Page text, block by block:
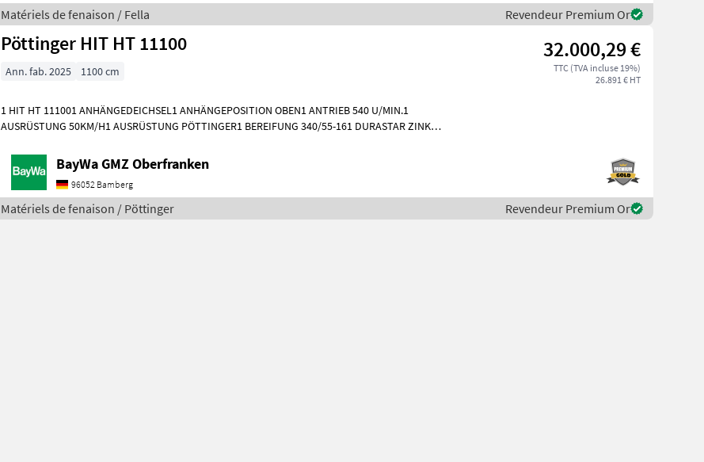
Matériels de fenaison / Fella Revendeur Premium Or
Pöttinger HIT HT 11100 32.000,29 €
TTC (TVA incluse 19%)
26.891 € HT
Ann. fab. 2025 1100 cm
1 HIT HT 111001 ANHÄNGEDEICHSEL1 ANHÄNGEPOSITION OBEN1 ANTRIEB 540 U/MIN.1
AUSRÜSTUNG 50KM/H1 AUSRÜSTUNG PÖTTINGER1 BEREIFUNG 340/55-161 DURASTAR ZINKE
BayWa GMZ Oberfranken
96052 Bamberg
Matériels de fenaison / Pöttinger Revendeur Premium Or